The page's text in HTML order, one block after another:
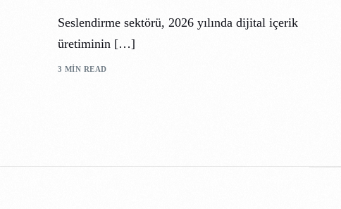
Seslendirme sektörü, 2026 yılında dijital içerik
üretiminin […]
3 MIN READ